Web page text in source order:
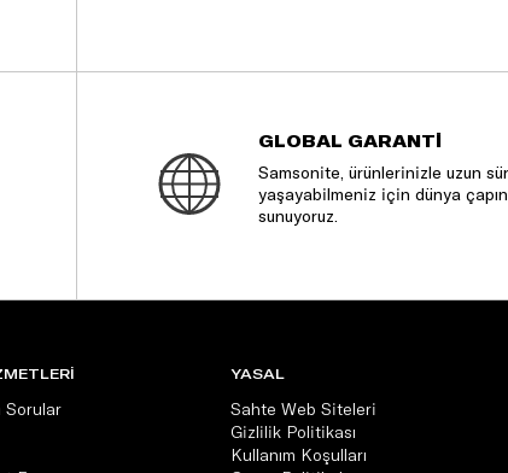
GLOBAL GARANTİ
Samsonite, ürünlerinizle uzun
yaşayabilmeniz için dünya
sunuyoruz.
Sorular
YASAL
Sahte Web Siteleri
Gizlilik Politikası
Kullanım Koşulları